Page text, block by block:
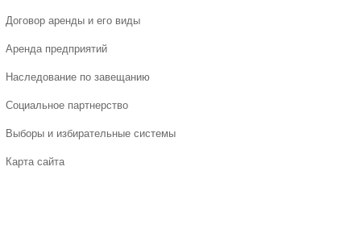
Договор аренды и его виды
Аренда предприятий
Наследование по завещанию
Социальное партнерство
Выборы и избирательные системы
Карта сайта